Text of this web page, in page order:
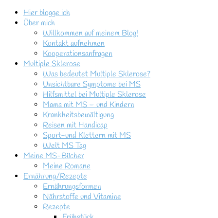
Hier blogge ich
Über mich
Willkommen auf meinem Blog!
Kontakt aufnehmen
Kooperationsanfragen
Multiple Sklerose
Was bedeutet Multiple Sklerose?
Unsichtbare Symptome bei MS
Hilfsmittel bei Multiple Sklerose
Mama mit MS – und Kindern
Krankheitsbewältigung
Reisen mit Handicap
Sport-und Klettern mit MS
Welt MS Tag
Meine MS-Bücher
Meine Romane
Ernährung/Rezepte
Ernährungsformen
Nährstoffe und Vitamine
Rezepte